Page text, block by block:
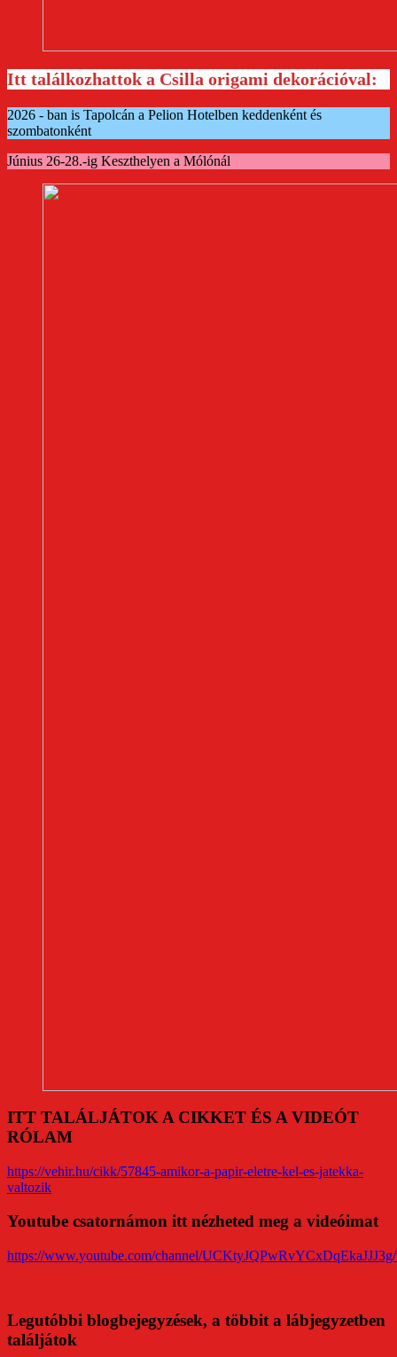
Itt találkozhattok a Csilla origami dekorációval:
2026 - ban is Tapolcán a Pelion Hotelben keddenként és
szombatonként
Június 26-28.-ig Keszthelyen a Mólónál
ITT TALÁLJÁTOK A CIKKET ÉS A VIDEÓT
RÓLAM
https://vehir.hu/cikk/57845-amikor-a-papir-eletre-kel-es-jatekka-
valtozik
Youtube csatornámon itt nézheted meg a videóimat
https://www.youtube.com/channel/
Legutóbbi blogbejegyzések, a többit a lábjegyzetben
találjátok